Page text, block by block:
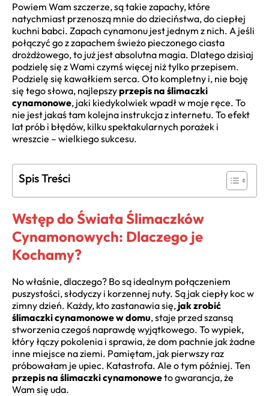
Powiem Wam szczerze, są takie zapachy, które
natychmiast przenoszą mnie do dzieciństwa, do ciepłej
kuchni babci. Zapach cynamonu jest jednym z nich. A jeśli
połączyć go z zapachem świeżo pieczonego ciasta
drożdżowego, to już jest absolutna magia. Dlatego dzisiaj
podzielę się z Wami czymś więcej niż tylko przepisem.
Podzielę się kawałkiem serca. Oto kompletny i, nie boję
się tego słowa, najlepszyprzepis na ślimaczki
cynamonowe, jaki kiedykolwiek wpadł w moje ręce. To
nie jest jakaś tam kolejna instrukcja z internetu. To efekt
lat prób i błędów, kilku spektakularnych porażek i
wreszcie – wielkiego sukcesu.
Spis Treści
Wstęp do Świata Ślimaczków
Cynamonowych: Dlaczego je
Kochamy?
No właśnie, dlaczego? Bo są idealnym połączeniem
puszystości, słodyczy i korzennej nuty. Są jak ciepły koc w
zimny dzień. Każdy, kto zastanawia się, jak zrobić
ślimaczki cynamonowe w domu, staje przed szansą
stworzenia czegoś naprawdę wyjątkowego. To wypiek,
który łączy pokolenia i sprawia, że dom pachnie jak żadne
inne miejsce na ziemi. Pamiętam, jak pierwszy raz
próbowałam je upiec. Katastrofa. Ale o tym później. Ten
przepis na ślimaczki cynamonoweto gwarancja, że
Wam się uda.